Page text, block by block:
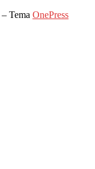
– Tema OnePress